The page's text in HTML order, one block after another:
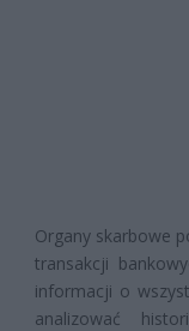
Organy skarbowe
transakcji
informacji o
analizować